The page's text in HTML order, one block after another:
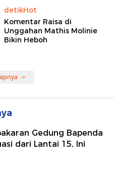
detikHot
Komentar Raisa di
Unggahan Mathis Molinie
Bikin Heboh
Gedung Bapenda
dari Lantai 15, Ini